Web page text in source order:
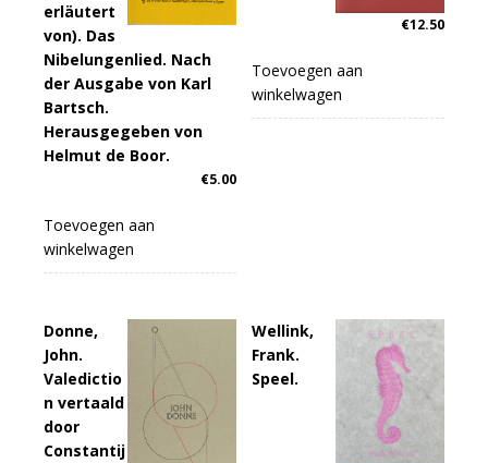
erläutert
von). Das
Nibelungenlied. Nach
der Ausgabe von Karl
Bartsch.
Herausgegeben von
Helmut de Boor.
€5.00
Toevoegen aan
winkelwagen
€12.50
Toevoegen aan
winkelwagen
Donne,
John.
Valedictio
n vertaald
door
Constantij
Wellink,
Frank.
Speel.